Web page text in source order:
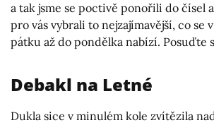
a tak jsme se poctivě ponořili do čísel
pro vás vybrali to nejzajímavější, co se
pátku až do pondělka nabízí. Posuďte
Debakl na Letné
Dukla sice v minulém kole zvítězila